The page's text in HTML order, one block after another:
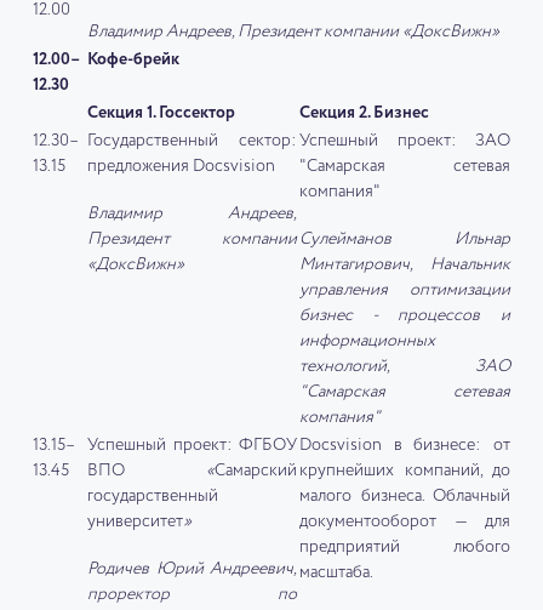
12.00
Владимир Андреев, Президент компании «ДоксВижн»
12.00–
12.30
Кофе-брейк
Секция 1. Госсектор
Секция 2. Бизнес
12.30–
13.15
Государственный сектор:
предложения Docsvision
Владимир Андреев,
Президент компании
«ДоксВижн»
Успешный проект: ЗАО
"Самарская сетевая
компания"
Сулейманов Ильнар
Минтагирович, Начальник
управления оптимизации
бизнес - процессов и
информационных
технологий, ЗАО
"Самарская сетевая
компания"
13.15–
13.45
Успешный проект: ФГБОУ
ВПО «Самарский
государственный
университет»
Родичев Юрий Андреевич,
проректор по
Docsvision в бизнесе: от
крупнейших компаний, до
малого бизнеса. Облачный
документооборот — для
предприятий любого
масштаба.